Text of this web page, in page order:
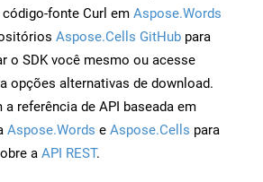
fonte Curl em Aspose.Words
Aspose.Cells GitHub para
o SDK você mesmo ou acesse
opções alternativas de download.
a referência de API baseada em
Aspose.Words e Aspose.Cells para
a API REST.